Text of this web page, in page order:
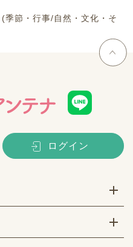
季節・行事/自然・文化・そ
ログイン